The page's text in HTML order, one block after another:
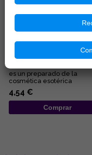
JABON DIOSA FORTUNA
gr (Para atraer buena
y riqueza)
es un preparado de la
cosmética esotérica
consagrado a la mítica
romana ...
4,54 €
Comprar